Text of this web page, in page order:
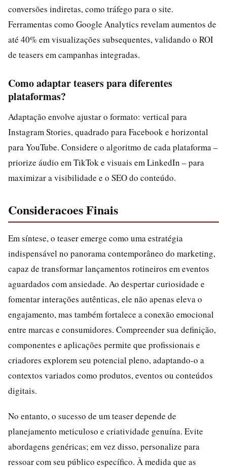
conversões indiretas, como tráfego para o site.
Ferramentas como Google Analytics revelam aumentos de
até 40% em visualizações subsequentes, validando o ROI
de teasers em campanhas integradas.
Como adaptar teasers para diferentes
plataformas?
Adaptação envolve ajustar o formato: vertical para
Instagram Stories, quadrado para Facebook e horizontal
para YouTube. Considere o algoritmo de cada plataforma –
priorize áudio em TikTok e visuais em LinkedIn – para
maximizar a visibilidade e o SEO do conteúdo.
Consideracoes Finais
Em síntese, o teaser emerge como uma estratégia
indispensável no panorama contemporâneo do marketing,
capaz de transformar lançamentos rotineiros em eventos
aguardados com ansiedade. Ao despertar curiosidade e
fomentar interações autênticas, ele não apenas eleva o
engajamento, mas também fortalece a conexão emocional
entre marcas e consumidores. Compreender sua definição,
componentes e aplicações permite que profissionais e
criadores explorem seu potencial pleno, adaptando-o a
contextos variados como produtos, eventos ou conteúdos
digitais.
No entanto, o sucesso de um teaser depende de
planejamento meticuloso e criatividade genuína. Evite
abordagens genéricas; em vez disso, personalize para
ressoar com seu público específico. À medida que as